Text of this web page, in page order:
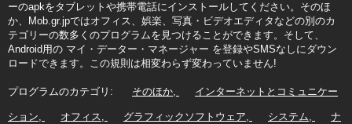
ーのapkをタブレットや携帯電話にインストールしてください。そのほ
か、Mob.gr.jpではオフィス、娯楽、写真・ビデオエディタなどの別のカ
テゴリーの数多くのプログラムを見つけることができます。そして、
Android用の マイ・データー・マネージャー を登録やSMSなしにダウン
ロードできます。この規則は相変わらず変わっていません!
プログラムのカテゴリ: そのほか インターネットとコミュニケー
ション オフィス グラフィックソフトウェア システム ナ